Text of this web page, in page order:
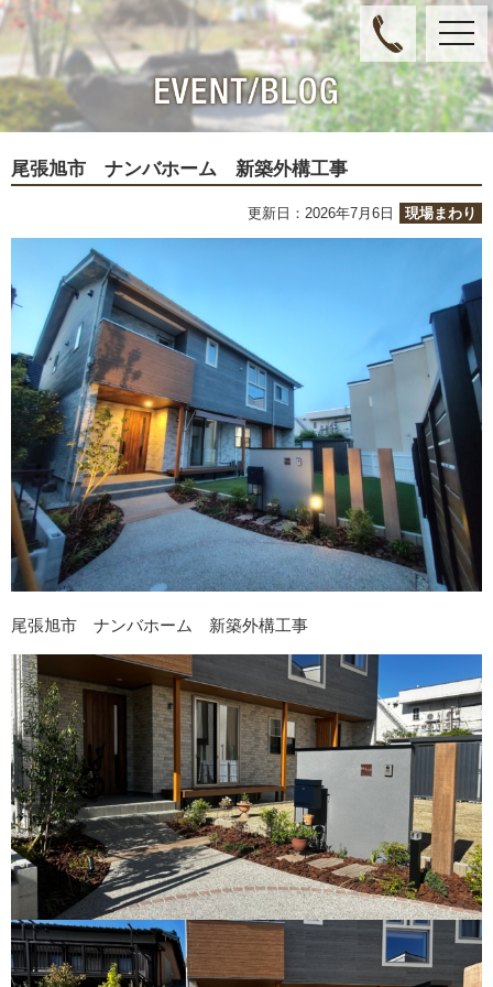
toggle
尾張旭市 ナンバホーム 新築外構工事
更新日：2026年7月6日 現場まわり
尾張旭市 ナンバホーム 新築外構工事